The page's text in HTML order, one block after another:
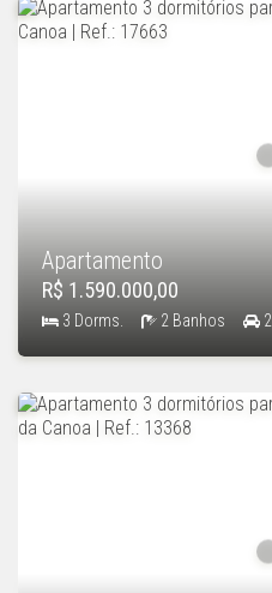
Apartamento
R$ 1.590.000,00
3 Dorms. 2 Banhos